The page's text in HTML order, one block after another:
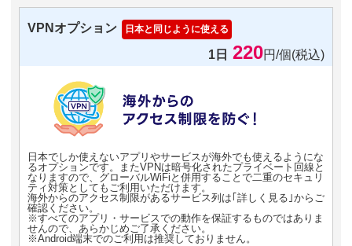
VPNオプション 日本と同じように使える
1日 220円/個(税込)
日本でしか使えないアプリやサービスが海外でも使えるようにな
るオプションです。またVPNは暗号化されたプライベート回線と
なりますので、グローバルWiFiと併用することで二重のセキュリ
ティ対策としてもご利用いただけます。
海外からのアクセス制限があるサービス列は｢詳しく見る｣からご
確認ください。
※すべてのアプリ・サービスでの動作を保証するものではありま
せんので、あらかじめご了承ください。
※Android端末でのご利用は推奨しておりません。